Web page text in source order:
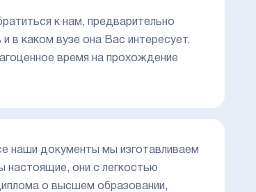
к нам, предварительно
в каком вузе она Вас интересует.
время на прохождение
наши документы мы изготавливаем
настоящие, они с легкостью
о высшем образовании,